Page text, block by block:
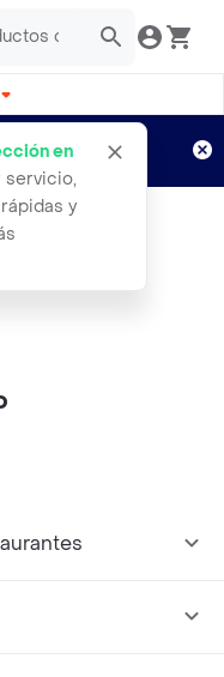
en
servicio,
y
Aplican TyC